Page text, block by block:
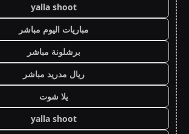
yalla shoot
مباريات اليوم مباشر
برشلونة مباشر
ريال مدريد مباشر
يلا شوت
yalla shoot